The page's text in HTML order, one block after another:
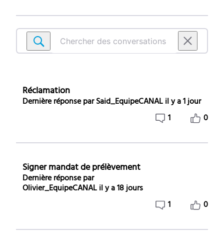
Chercher
dans
Compte
Réclamation
Dernière réponse par Said_EquipeCANAL il y a 1 jour
1
0
Signer mandat de prélèvement
Dernière réponse par
Olivier_EquipeCANAL il y a 18 jours
1
0